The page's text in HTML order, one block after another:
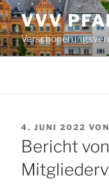
Zum
Inhalt
springen
VVV
VERÖFFENTLICHT
AM
4. JUNI 2022 VON
Bericht